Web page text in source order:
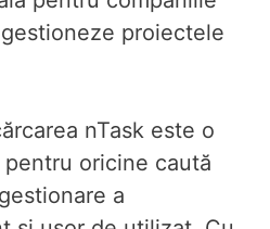
proiectele
nTask este o
oricine caută
a